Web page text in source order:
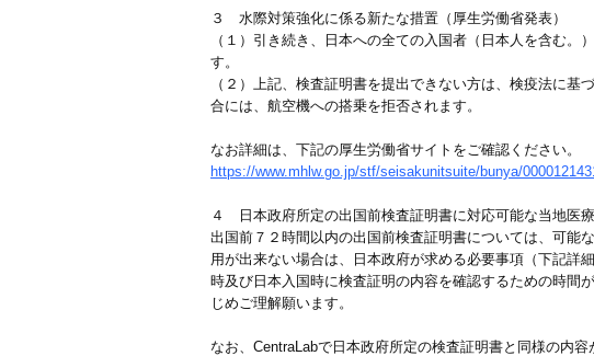
３ 水際対策強化に係る新たな措置（厚生労働省発表）
（１）引き続き、日本への全ての入国者（日本人を含む
す。
（２）上記、検査証明書を提出できない方は、検疫法に
合には、航空機への搭乗を拒否されます。
なお詳細は、下記の厚生労働省サイトをご確認ください。
https://www.mhlw.go.jp/stf/seisakunitsuite/bunya/
４ 日本政府所定の出国前検査証明書に対応可能な当地医
出国前７２時間以内の出国前検査証明書については、可能
用が出来ない場合は、日本政府が求める必要事項（下記詳
時及び日本入国時に検査証明の内容を確認するための時間
じめご理解願います。
なお、CentraLabで日本政府所定の検査証明書と同様の内